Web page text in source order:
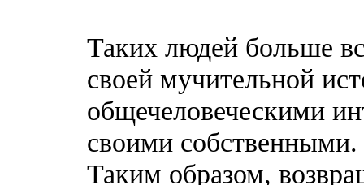
Таких людей больше
своей мучительной
общечеловеческими
своими собственными.
Таким образом,